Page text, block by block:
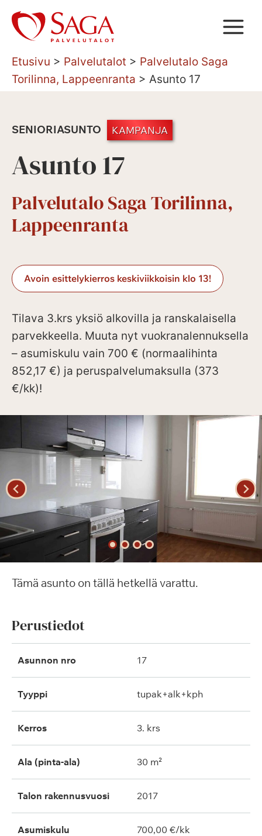
Siirry
sisältöön
Etusivu > Palvelutalot > Palvelutalo Saga
Torilinna, Lappeenranta > Asunto 17
SENIORIASUNTO KAMPANJA
Asunto 17
Palvelutalo Saga Torilinna,
Lappeenranta
Avoin esittelykierros keskiviikkoisin klo 13!
Tilava 3.krs yksiö alkovilla ja ranskalaisella
parvekkeella. Muuta nyt vuokranalennuksella
– asumiskulu vain 700 € (normaalihinta
852,17 €) ja peruspalvelumaksulla (373
€/kk)!
Tämä asunto on tällä hetkellä varattu.
Perustiedot
Asunnon nro 17
Tyyppi tupak+alk+kph
Kerros 3. krs
Ala (pinta-ala) 30 m²
Talon rakennusvuosi 2017
Asumiskulu 700,00 €/kk